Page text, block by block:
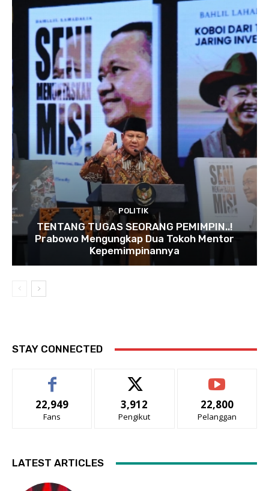
POLITIK
TENTANG TUGAS SEORANG PEMIMPIN..!
Prabowo Mengungkap Dua Tokoh Mentor
Kepemimpinannya
STAY CONNECTED
22,949
Fans
3,912
Pengikut
22,800
Pelanggan
LATEST ARTICLES